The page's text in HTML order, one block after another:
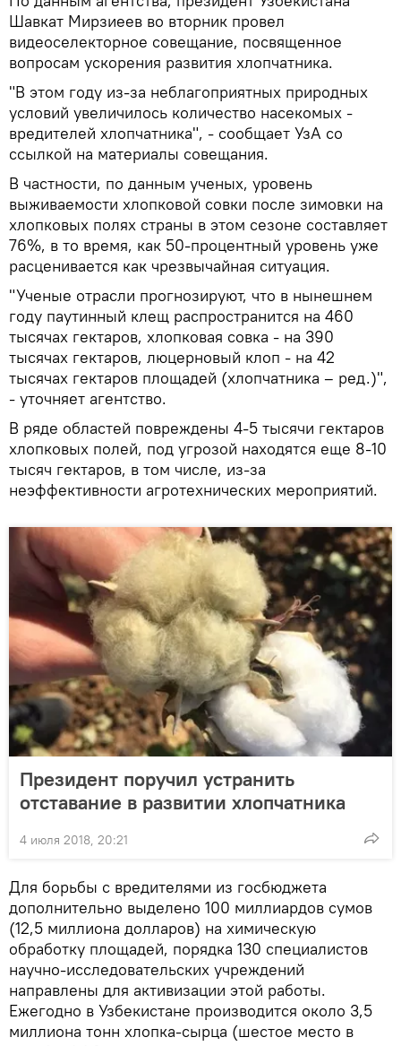
Шавкат Мирзиеев во вторник провел
видеоселекторное совещание, посвященное
вопросам ускорения развития хлопчатника.
"В этом году из-за неблагоприятных природных
условий увеличилось количество насекомых -
вредителей хлопчатника", - сообщает УзА со
ссылкой на материалы совещания.
В частности, по данным ученых, уровень
выживаемости хлопковой совки после зимовки на
хлопковых полях страны в этом сезоне составляет
76%, в то время, как 50-процентный уровень уже
расценивается как чрезвычайная ситуация.
"Ученые отрасли прогнозируют, что в нынешнем
году паутинный клещ распространится на 460
тысячах гектаров, хлопковая совка - на 390
тысячах гектаров, люцерновый клоп - на 42
тысячах гектаров площадей (хлопчатника – ред.)",
- уточняет агентство.
В ряде областей повреждены 4-5 тысячи гектаров
хлопковых полей, под угрозой находятся еще 8-10
тысяч гектаров, в том числе, из-за
неэффективности агротехнических мероприятий.
Президент поручил устранить
отставание в развитии хлопчатника
4 июля 2018, 20:21
Для борьбы с вредителями из госбюджета
дополнительно выделено 100 миллиардов сумов
(12,5 миллиона долларов) на химическую
обработку площадей, порядка 130 специалистов
научно-исследовательских учреждений
направлены для активизации этой работы.
Ежегодно в Узбекистане производится около 3,5
миллиона тонн хлопка-сырца (шестое место в